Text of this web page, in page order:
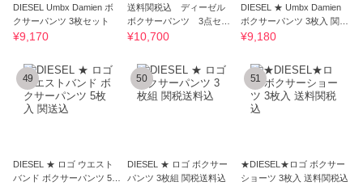
DIESEL Umbx Damien ボ
クサーパンツ 3枚セット
¥9,170
送料関税込 ディーゼル
ボクサーパンツ 3点セッ
ト
¥10,700
DIESEL ★ Umbx Damien
ボクサーパンツ 3枚入 関送
込
¥9,180
49
DIESEL ★ ロゴ ウエスト
バンド ボクサーパンツ 5枚
50
DIESEL ★ ロゴ ボクサー
パンツ 3枚組 関税送料込
51
★DIESEL★ロゴ ボクサー
ショーツ 3枚入 送料関税込